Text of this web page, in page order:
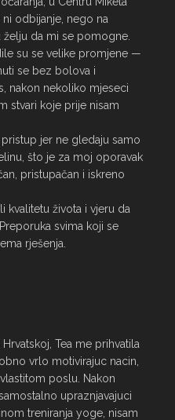
odbijanje, nego na
da mi se pomogne.
su se velike promjene —
se bez bolova i
nakon nekoliko mjeseci
stvari koje prije nisam
jer ne gledaju samo
što je za moj oporavak
pristupačan i iskreno
kvalitetu života i vjeru da
svima koji se
rješenja.
Tea me prihvatila
vrlo motivirajuc nacin,
poslu. Nakon
upraznjavajuci
treniranja yoge, nisam